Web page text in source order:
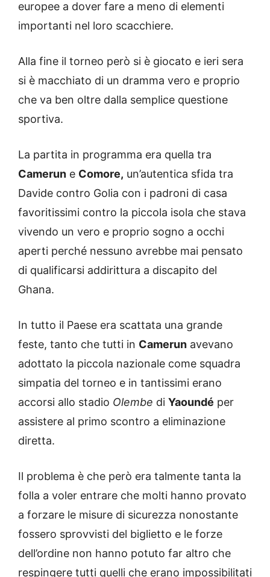
europee a dover fare a meno di elementi
importanti nel loro scacchiere.
Alla fine il torneo però si è giocato e ieri sera
si è macchiato di un dramma vero e proprio
che va ben oltre dalla semplice questione
sportiva.
La partita in programma era quella tra
Camerun e Comore, un’autentica sfida tra
Davide contro Golia con i padroni di casa
favoritissimi contro la piccola isola che stava
vivendo un vero e proprio sogno a occhi
aperti perché nessuno avrebbe mai pensato
di qualificarsi addirittura a discapito del
Ghana.
In tutto il Paese era scattata una grande
feste, tanto che tutti in Camerun avevano
adottato la piccola nazionale come squadra
simpatia del torneo e in tantissimi erano
accorsi allo stadio Olembe di Yaoundé per
assistere al primo scontro a eliminazione
diretta.
Il problema è che però era talmente tanta la
folla a voler entrare che molti hanno provato
a forzare le misure di sicurezza nonostante
fossero sprovvisti del biglietto e le forze
dell’ordine non hanno potuto far altro che
respingere tutti quelli che erano impossibilitati